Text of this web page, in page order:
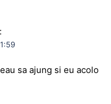
sa ajung si eu acolo